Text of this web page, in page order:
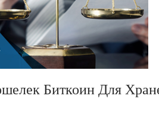
Биткоин Для